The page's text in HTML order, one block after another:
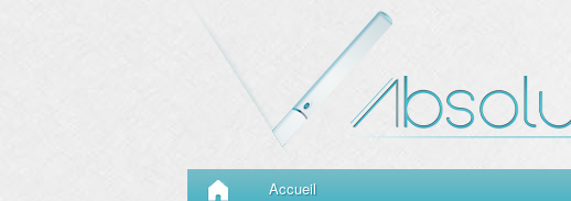
Menu principal
Aller au contenu principal
Aller au contenu secondaire
Accueil